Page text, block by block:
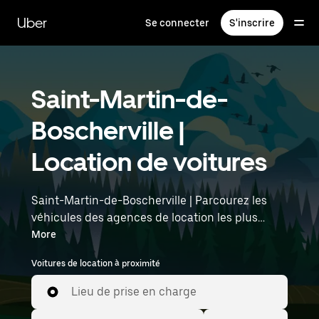
contenu
principal
Uber Se connecter S'inscrire
Saint-Martin-de-
Boscherville |
Location de voitures
Saint-Martin-de-Boscherville | Parcourez les
véhicules des agences de location les plus
populaires avec Uber Rent. Des voitures
électriques aux berlines de luxe en passant par
les SUV, vous trouverez des véhicules adaptés
aux voyageurs en solo et aux groupes comptant
jusqu'à sept personnes. Saisissez l'heure et
More
Voitures de location à proximité
Lieu de prise en charge